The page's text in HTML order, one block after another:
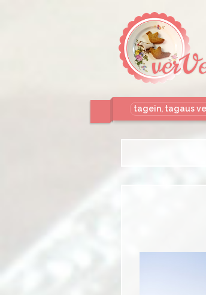
tagein, tagaus